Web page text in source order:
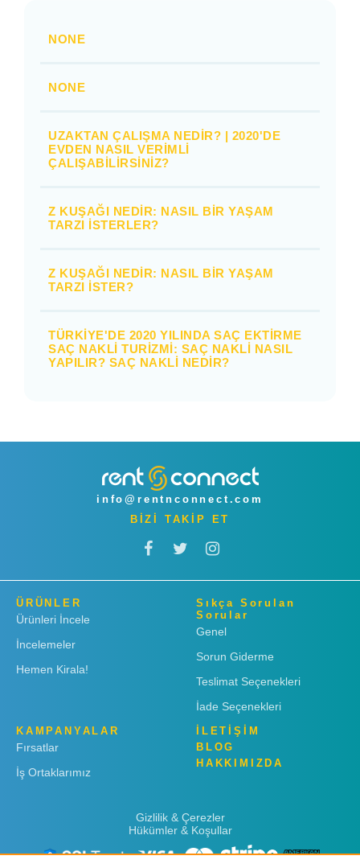
NONE
NONE
UZAKTAN ÇALIŞMA NEDIR? | 2020'DE
EVDEN NASIL VERIMLI
ÇALIŞABILIRSINIZ?
Z KUŞAĞI NEDIR: NASIL BIR YAŞAM
TARZI İSTERLER?
Z KUŞAĞI NEDIR: NASIL BIR YAŞAM
TARZI İSTER?
TÜRKIYE'DE 2020 YILINDA SAÇ EKTIRME
SAÇ NAKLI TURIZMI: SAÇ NAKLI NASIL
YAPILIR? SAÇ NAKLI NEDIR?
info@rentnconnect.com
BİZİ TAKİP ET
ÜRÜNLER
Ürünleri İncele
İncelemeler
Hemen Kirala!
Sıkça Sorulan
Sorular
Genel
Sorun Giderme
Teslimat Seçenekleri
İade Seçenekleri
KAMPANYALAR
Fırsatlar
İş Ortaklarımız
İLETİŞİM
BLOG
HAKKIMIZDA
Gizlilik & Çerezler
Hükümler & Koşullar